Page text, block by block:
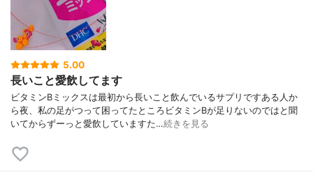
5.00
長いこと愛飲してます
ビタミンBミックスは最初から長いこと飲んでいるサプリですある人か
ら夜、私の足がつって困ってたところビタミンBが足りないのではと聞
いてからずーっと愛飲していますた…続きを見る